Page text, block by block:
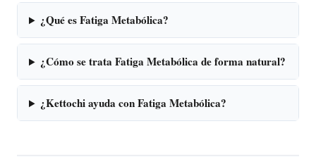
¿Qué es Fatiga Metabólica?
¿Cómo se trata Fatiga Metabólica de forma natural?
¿Kettochi ayuda con Fatiga Metabólica?